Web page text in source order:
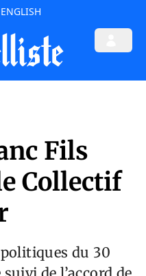
ENGLISH
Fils
Collectif
du 30